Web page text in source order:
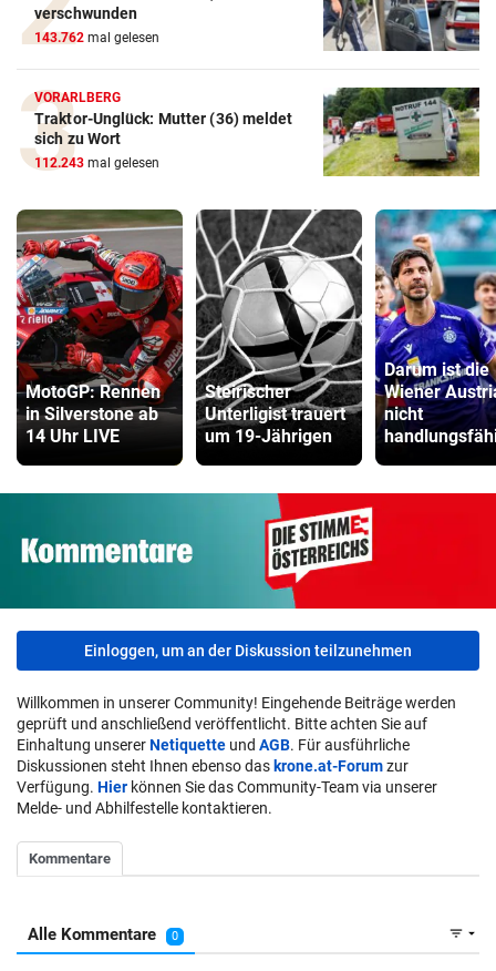
verschwunden
143.762 mal gelesen
VORARLBERG
Traktor-Unglück: Mutter (36) meldet
sich zu Wort
112.243 mal gelesen
MotoGP: Rennen
in Silverstone ab
14 Uhr LIVE
Steirischer
Unterligist trauert
um 19-Jährigen
Darum ist die
Wiener
nicht
Einloggen, um an der Diskussion teilzunehmen
Willkommen in unserer Community! Eingehende Beiträge werden
geprüft und anschließend veröffentlicht. Bitte achten Sie auf
Einhaltung unsererNetiquette und AGB. Für ausführliche
Diskussionen steht Ihnen ebenso daskrone.at-Forumzur
Verfügung. Hier können Sie das Community-Team via unserer
Melde- und Abhilfestelle kontaktieren.